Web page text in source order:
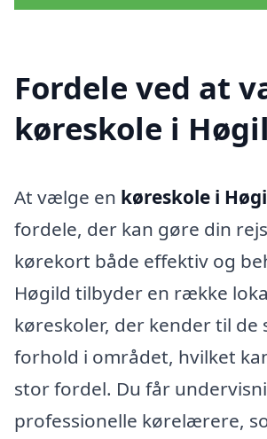
Fordele ved at
køreskole i
At vælge en køreskole i
fordele, der kan gøre din
kørekort både effektiv og
Høgild tilbyder en række
køreskoler, der kender til de
forhold i området, hvilket
stor fordel. Du får
professionelle kørelærere,